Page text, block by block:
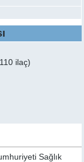
ilaç)
Sağlık